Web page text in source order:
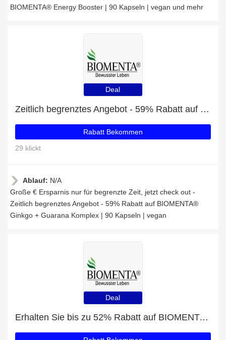
BIOMENTA® Energy Booster | 90 Kapseln | vegan und mehr
Deal
Zeitlich begrenztes Angebot - 59% Rabatt auf BIOMENTA® Ginkgo + Guarana Komplex | 90 Kapseln | vegan
Rabatt Bekommen
29 klickt
Ablauf: N/A
Große € Ersparnis nur für begrenzte Zeit, jetzt check out -
Zeitlich begrenztes Angebot - 59% Rabatt auf BIOMENTA®
Ginkgo + Guarana Komplex | 90 Kapseln | vegan
Deal
Erhalten Sie bis zu 52% Rabatt auf BIOMENTA® Glucosamin + Chondroitin Komplex | 60 Kapseln